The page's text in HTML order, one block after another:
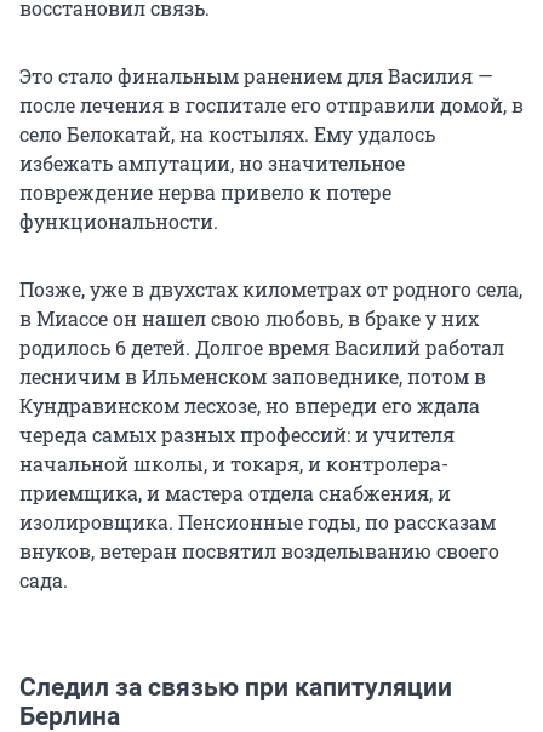
восстановил связь.
Это стало финальным ранением для Василия —
после лечения в госпитале его отправили домой, в
село Белокатай, на костылях. Ему удалось
избежать ампутации, но значительное
повреждение нерва привело к потере
функциональности.
Позже, уже в двухстах километрах от родного села,
в Миассе он нашел свою любовь, в браке у них
родилось 6 детей. Долгое время Василий работал
лесничим в Ильменском заповеднике, потом в
Кундравинском лесхозе, но впереди его ждала
череда самых разных профессий: и учителя
начальной школы, и токаря, и контролера-
приемщика, и мастера отдела снабжения, и
изолировщика. Пенсионные годы, по рассказам
внуков, ветеран посвятил возделыванию своего
сада.
Следил за связью при капитуляции
Берлина